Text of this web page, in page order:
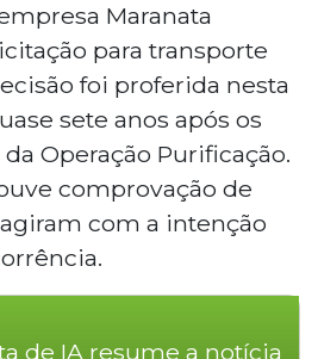
Maranata
para transporte
foi proferida nesta
sete anos após os
Operação Purificação.
comprovação de
com a intenção
de IA resume a notícia